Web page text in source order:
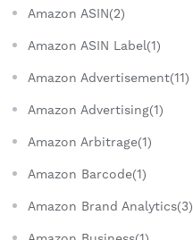
Amazon ASIN(2)
Amazon ASIN Label(1)
Amazon Advertisement(11)
Amazon Advertising(1)
Amazon Arbitrage(1)
Amazon Barcode(1)
Amazon Brand Analytics(3)